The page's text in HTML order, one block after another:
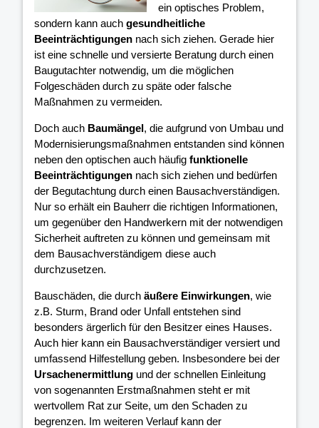
ein optisches Problem,
sondern kann auch gesundheitliche
Beeinträchtigungen nach sich ziehen. Gerade hier
ist eine schnelle und versierte Beratung durch einen
Baugutachter notwendig, um die möglichen
Folgeschäden durch zu späte oder falsche
Maßnahmen zu vermeiden.
Doch auch Baumängel, die aufgrund von Umbau und
Modernisierungsmaßnahmen entstanden sind können
neben den optischen auch häufig funktionelle
Beeinträchtigungen nach sich ziehen und bedürfen
der Begutachtung durch einen Bausachverständigen.
Nur so erhält ein Bauherr die richtigen Informationen,
um gegenüber den Handwerkern mit der notwendigen
Sicherheit auftreten zu können und gemeinsam mit
dem Bausachverständigem diese auch
durchzusetzen.
Bauschäden, die durch äußere Einwirkungen, wie
z.B. Sturm, Brand oder Unfall entstehen sind
besonders ärgerlich für den Besitzer eines Hauses.
Auch hier kann ein Bausachverständiger versiert und
umfassend Hilfestellung geben. Insbesondere bei der
Ursachenermittlung und der schnellen Einleitung
von sogenannten Erstmaßnahmen steht er mit
wertvollem Rat zur Seite, um den Schaden zu
begrenzen. Im weiteren Verlauf kann der